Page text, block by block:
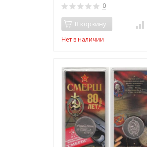
0
В корзину
Нет в наличии